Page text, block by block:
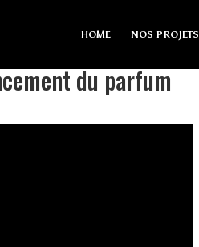
HOME NOS PROJETS
du parfum